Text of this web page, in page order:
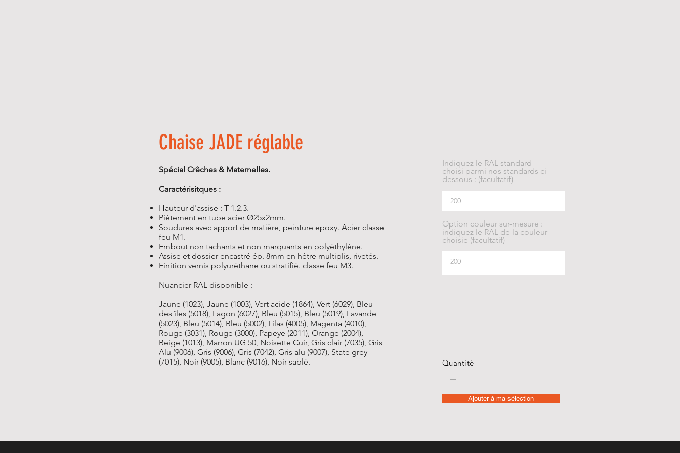
Chaise JADE réglable
Spécial Crêches & Maternelles.
Caractérisitques :
Hauteur d'assise : T 1.2.3.
Piètement en tube acier Ø25x2mm.
Soudures avec apport de matière, peinture epoxy. Acier classe
feu M1.
Embout non tachants et non marquants en polyéthylène.
Assise et dossier encastré ép. 8mm en hêtre multiplis, rivetés.
Finition vernis polyuréthane ou stratifié. classe feu M3.
Nuancier RAL disponible :
Jaune (1023), Jaune (1003), Vert acide (1864), Vert (6029), Bleu
des îles (5018), Lagon (6027), Bleu (5015), Bleu (5019), Lavande
(5023), Bleu (5014), Bleu (5002), Lilas (4005), Magenta (4010),
Rouge (3031), Rouge (3000), Papeye (2011), Orange (2004),
Beige (1013), Marron UG 50, Noisette Cuir, Gris clair (7035), Gris
Alu (9006), Gris (9006), Gris (7042), Gris alu (9007), State grey
(7015), Noir (9005), Blanc (9016), Noir sablé.
Indiquez le RAL standard
choisi parmi nos standards ci-
dessous : (facultatif)
Option couleur sur-mesure :
indiquez le RAL de la couleur
choisie (facultatif)
Quantité
Ajouter à ma sélection